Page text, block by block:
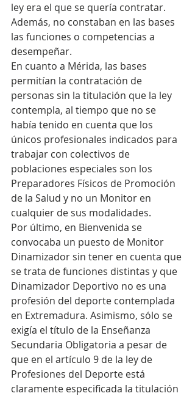
ley era el que se quería contratar.
Además, no constaban en las bases
las funciones o competencias a
desempeñar.
En cuanto a Mérida, las bases
permitían la contratación de
personas sin la titulación que la ley
contempla, al tiempo que no se
había tenido en cuenta que los
únicos profesionales indicados para
trabajar con colectivos de
poblaciones especiales son los
Preparadores Físicos de Promoción
de la Salud y no un Monitor en
cualquier de sus modalidades.
Por último, en Bienvenida se
convocaba un puesto de Monitor
Dinamizador sin tener en cuenta que
se trata de funciones distintas y que
Dinamizador Deportivo no es una
profesión del deporte contemplada
en Extremadura. Asimismo, sólo se
exigía el título de la Enseñanza
Secundaria Obligatoria a pesar de
que en el artículo 9 de la ley de
Profesiones del Deporte está
claramente especificada la titulación